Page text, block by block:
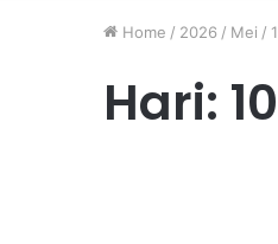
Home / 2026 / Mei /
Hari: